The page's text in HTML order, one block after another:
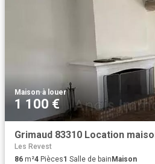
Maison·à louer
1 100 €
Grimaud 83310 Location
Les Revest
86 m²4 Pièces1 Salle de bainMaison